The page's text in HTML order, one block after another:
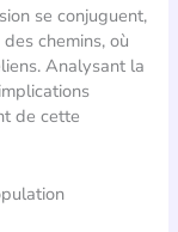
se conjuguent,
chemins, où
Analysant la
de cette